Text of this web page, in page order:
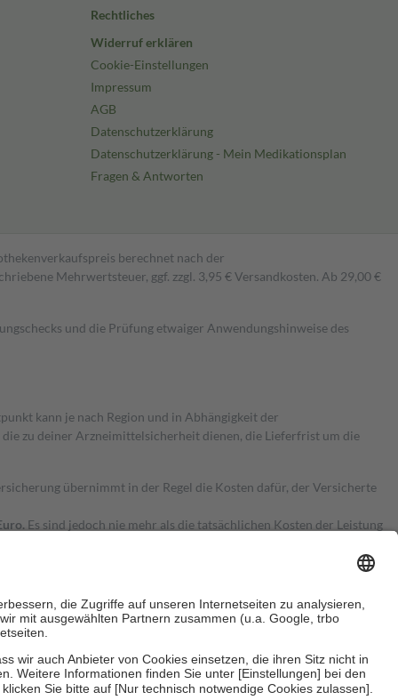
Rechtliches
Widerruf erklären
Cookie-Einstellungen
Impressum
AGB
Datenschutzerklärung
Datenschutzerklärung - Mein Medikationsplan
Fragen & Antworten
berechnet nach der
Mehrwertsteuer, ggf. zzgl. 3,95 € Versandkosten. Ab 29,00 €
und die Prüfung etwaiger Anwendungshinweise des
kann je nach Region und in Abhängigkeit der
zu deiner Arzneimittelsicherheit dienen, die Lieferfrist um die
übernimmt in der Regel die Kosten dafür, der Versicherte
Es sind jedoch nie mehr als die tatsächlichen Kosten der Leistung
Zuzahlungen an bei: